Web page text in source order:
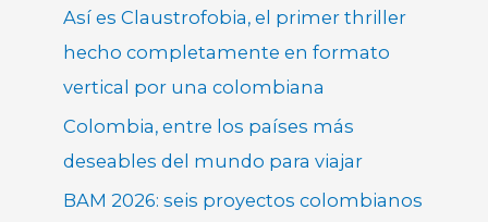
Así es Claustrofobia, el primer thriller
hecho completamente en formato
vertical por una colombiana
Colombia, entre los países más
deseables del mundo para viajar
BAM 2026: seis proyectos colombianos